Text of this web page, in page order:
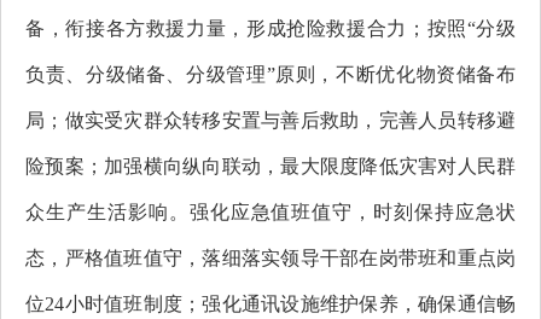
备，衔接各方救援力量，形成抢险救援合力；按照“分级
负责、分级储备、分级管理”原则，不断优化物资储备布
局；做实受灾群众转移安置与善后救助，完善人员转移避
险预案；加强横向纵向联动，最大限度降低灾害对人民群
众生产生活影响。强化应急值班值守，时刻保持应急状
态，严格值班值守，落细落实领导干部在岗带班和重点岗
位24小时值班制度；强化通讯设施维护保养，确保通信畅